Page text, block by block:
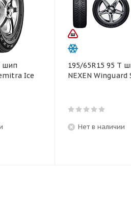
шип
Ice
195/65R15 95 T
NEXEN Winguard
Нет в наличии